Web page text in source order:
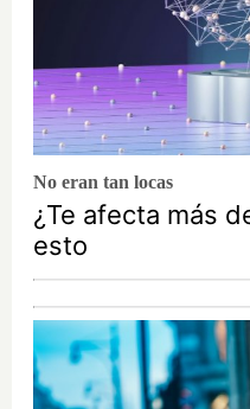
No eran tan locas
¿Te afecta más
esto